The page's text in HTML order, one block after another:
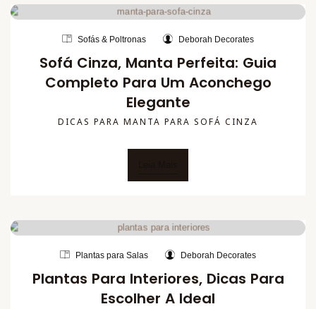
Sofás & Poltronas Deborah Decorates
Sofá Cinza, Manta Perfeita: Guia
Completo Para Um Aconchego
Elegante
DICAS PARA MANTA PARA SOFÁ CINZA
Plantas para Salas Deborah Decorates
Plantas Para Interiores, Dicas Para
Escolher A Ideal